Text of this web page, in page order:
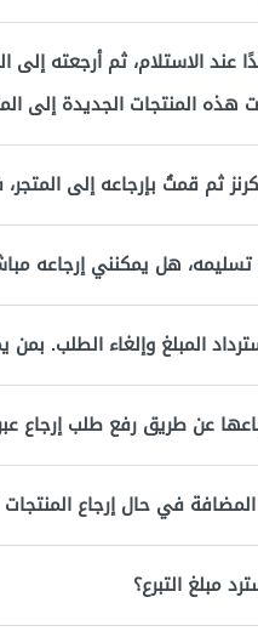
عند الاستلام، ثم أرجعته
المنتجات الجديدة إلى
ثم قمتُ بإرجاعه إلى
تسليمه، هل يمكنني إرجاعه
المبلغ وإلغاء الطلب. بمن
عن طريق رفع طلب إرجاع عبر
في حال إرجاع
مبلغ التبرع؟